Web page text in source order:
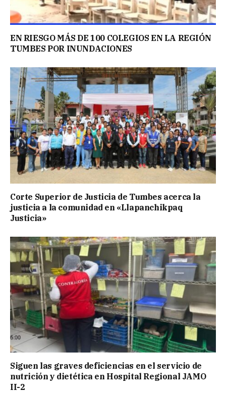
EN RIESGO MÁS DE 100 COLEGIOS EN LA REGIÓN
TUMBES POR INUNDACIONES
Corte Superior de Justicia de Tumbes acerca la
justicia a la comunidad en «Llapanchikpaq
Justicia»
Siguen las graves deficiencias en el servicio de
nutrición y dietética en Hospital Regional JAMO
II-2